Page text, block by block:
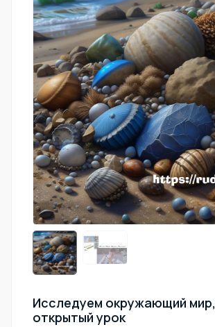
Исследуем окружающий мир,
открытый урок